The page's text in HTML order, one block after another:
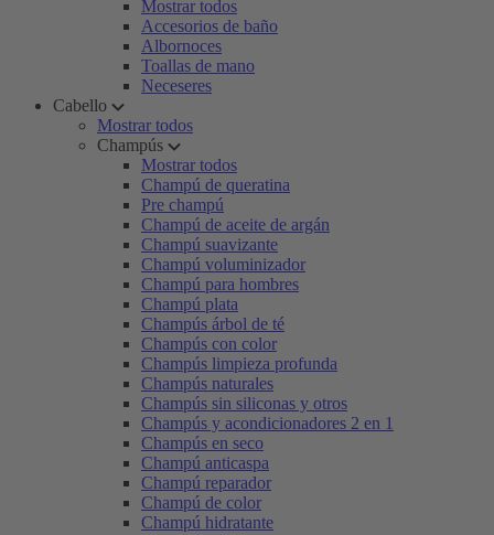
Mostrar todos
Accesorios de baño
Albornoces
Toallas de mano
Neceseres
Cabello
Mostrar todos
Champús
Mostrar todos
Champú de queratina
Pre champú
Champú de aceite de argán
Champú suavizante
Champú voluminizador
Champú para hombres
Champú plata
Champús árbol de té
Champús con color
Champús limpieza profunda
Champús naturales
Champús sin siliconas y otros
Champús y acondicionadores 2 en 1
Champús en seco
Champú anticaspa
Champú reparador
Champú de color
Champú hidratante